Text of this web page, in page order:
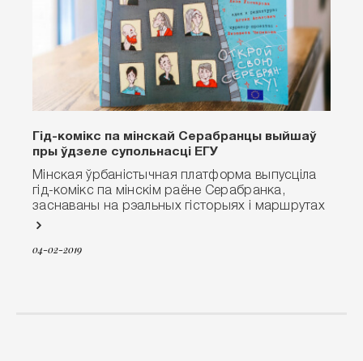
Гід-комікс па мінскай Серабранцы выйшаў
пры ўдзеле супольнасці ЕГУ
Мінская ўрбаністычная платформа выпусціла
гід-комікс па мінскім раёне Серабранка,
заснаваны на рэальных гісторыях і маршрутах
04-02-2019